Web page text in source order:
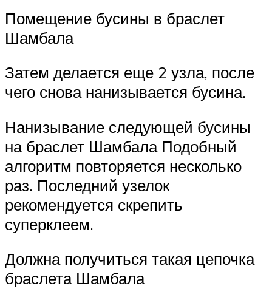
Помещение бусины в браслет
Шамбала
Затем делается еще 2 узла, после
чего снова нанизывается бусина.
Нанизывание следующей бусины
на браслет Шамбала Подобный
алгоритм повторяется несколько
раз. Последний узелок
рекомендуется скрепить
суперклеем.
Должна получиться такая цепочка
браслета Шамбала